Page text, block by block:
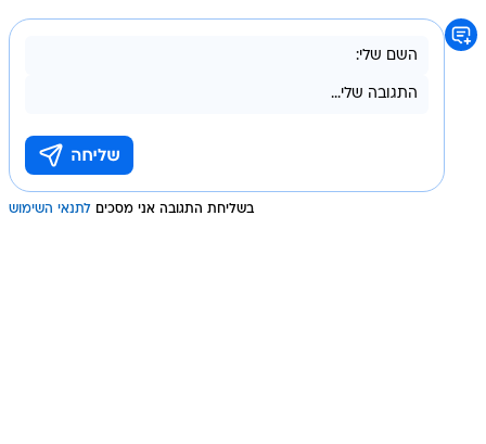
בשליחת התגובה אני מסכים לתנאי השימוש